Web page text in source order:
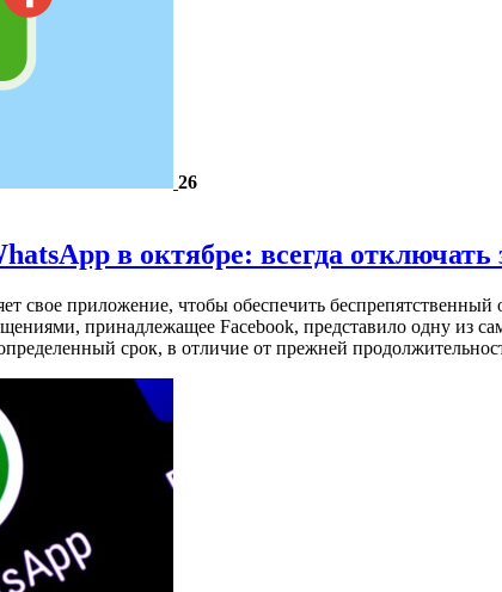
26
в октябре: всегда отключать
свое приложение, чтобы обеспечить
принадлежащее Facebook, представило одну из
срок, в отличие от прежней